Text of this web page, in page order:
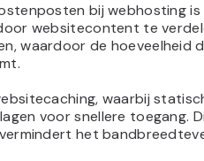
bij webhosting is
websitecontent te
waardoor de hoeveelheid
waarbij
voor snellere toegang.
het